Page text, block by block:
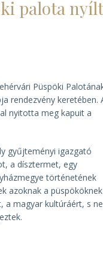
palota
Püspöki
rendezvény keretében.
nyitotta meg kapuit a
gyűjteményi igazgató
a dísztermet, egy
történetének
azoknak a
a magyar kultúráért, s